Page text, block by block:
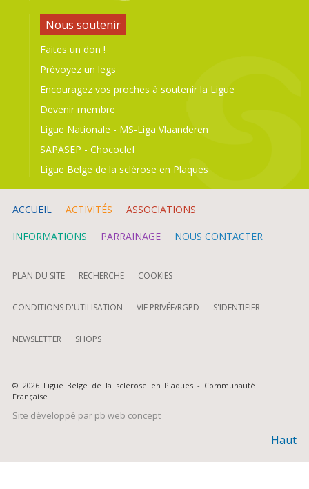
Nous soutenir
Faites un don !
Prévoyez un legs
Encouragez vos proches à soutenir la Ligue
Devenir membre
Ligue Nationale - MS-Liga Vlaanderen
SAPASEP -Chococlef
Ligue Belge de la sclérose en Plaques
ACCUEIL ACTIVITÉS ASSOCIATIONS
INFORMATIONS PARRAINAGE NOUS CONTACTER
PLAN DU SITE RECHERCHE COOKIES
CONDITIONS D'UTILISATION VIE PRIVÉE/RGPD S'IDENTIFIER
NEWSLETTER SHOPS
© 2026 Ligue Belge de la sclérose en Plaques - Communauté
Française
Site développé par pb web concept
Haut